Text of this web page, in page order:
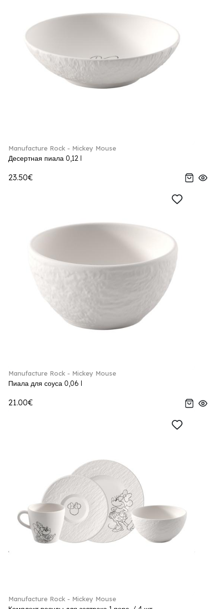
Manufacture Rock - Mickey Mouse
Десертная пиала 0,12 l
23.50€
Manufacture Rock - Mickey Mouse
Пиала для соуса 0,06 l
21.00€
Manufacture Rock - Mickey Mouse